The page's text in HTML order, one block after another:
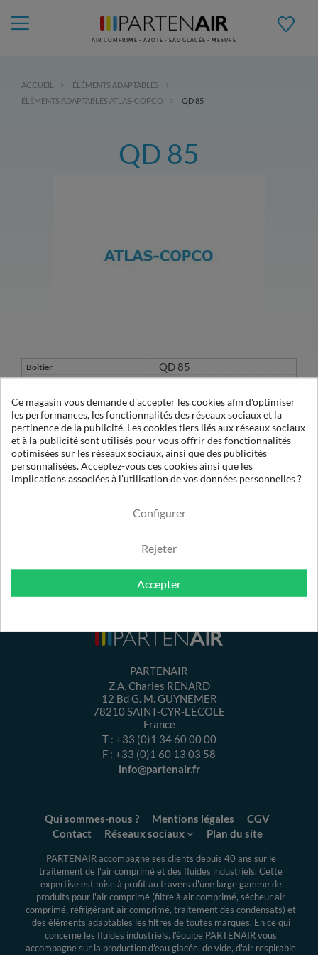
AIR COMPRIMÉ - AZOTE - EAU GLACÉE - MESURE
ACCUEIL
ÉLÉMENTS ADAPTABLES
ÉLÉMENTS ADAPTABLES ATLAS-COPCO
QD 85
QD 85
QD 85
2901-0205-00
D 085 AC
C.A.
PARTENAIR
Z.A. Charles RENARD
12 Bd G. M. GUYNEMER
78210SAINT-CYR-L’ÉCOLE
France
T : +33 (0)1 34 60 00 00
F : +33 (0)1 60 13 03 58
info@partenair.fr
Qui sommes-nous ? Mentions légales
CGV
Contact
Réseaux sociaux Plan du site
PARTENAIR accompagne ses clients depuis 40 ans sur le
traitement de l'air comprimé et des fluides industriels. Cette
expertiseest mise à profit au travers d'une large gamme de
produits pour l'air comprimé (filtre à air comprimé, sécheur air
comprimé, réfrigérant air comprimé, traitement des condensats) et
des éléments adaptables les filtres de toutes marques. En ce qui
concerne les fluides industriels, l'équipe PARTENAIR vous
accompagne sur la production d'eau glacée, de vide, d'air respirable
Ce magasin vous demande d'accepter les cookies afin d'optimiser
les performances, les fonctionnalités des réseaux sociaux et la
pertinence de la publicité. Les cookies tiers liés aux réseaux sociaux
et à la publicité sont utilisés pour vous offrir des fonctionnalités
optimisées sur les réseaux sociaux, ainsi que des publicités
personnalisées. Acceptez-vous ces cookies ainsi que les
implications associées à l'utilisation de vos données personnelles ?
Configurer
Rejeter
Accepter